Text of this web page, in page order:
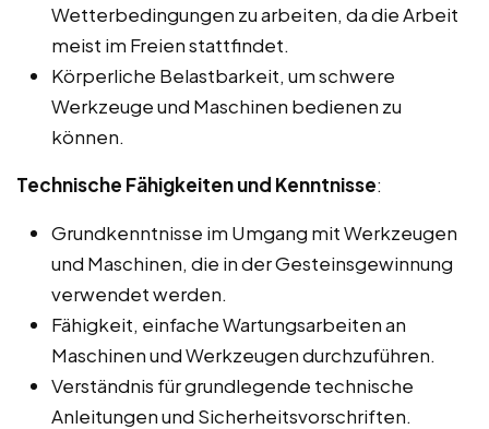
Wetterbedingungen zu arbeiten, da die Arbeit
meist im Freien stattfindet.
Körperliche Belastbarkeit, um schwere
Werkzeuge und Maschinen bedienen zu
können.
Technische Fähigkeiten und Kenntnisse:
Grundkenntnisse im Umgang mit Werkzeugen
und Maschinen, die in der Gesteinsgewinnung
verwendet werden.
Fähigkeit, einfache Wartungsarbeiten an
Maschinen und Werkzeugen durchzuführen.
Verständnis für grundlegende technische
Anleitungen und Sicherheitsvorschriften.